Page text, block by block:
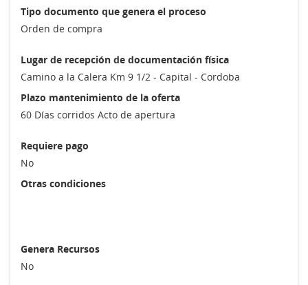
Tipo documento que genera el proceso
Orden de compra
Lugar de recepción de documentación física
Camino a la Calera Km 9 1/2 - Capital - Cordoba
Plazo mantenimiento de la oferta
60 Días corridos Acto de apertura
Requiere pago
No
Otras condiciones
Genera Recursos
No